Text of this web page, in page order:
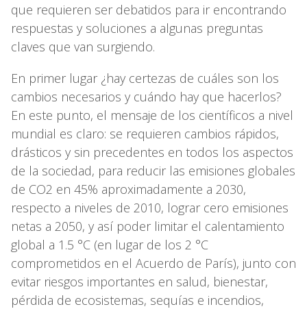
que requieren ser debatidos para ir encontrando
respuestas y soluciones a algunas preguntas
claves que van surgiendo.
En primer lugar ¿hay certezas de cuáles son los
cambios necesarios y cuándo hay que hacerlos?
En este punto, el mensaje de los científicos a nivel
mundial es claro: se requieren cambios rápidos,
drásticos y sin precedentes en todos los aspectos
de la sociedad, para reducir las emisiones globales
de CO2 en 45% aproximadamente a 2030,
respecto a niveles de 2010, lograr cero emisiones
netas a 2050, y así poder limitar el calentamiento
global a 1.5 °C (en lugar de los 2 °C
comprometidos en el Acuerdo de París), junto con
evitar riesgos importantes en salud, bienestar,
pérdida de ecosistemas, sequías e incendios,